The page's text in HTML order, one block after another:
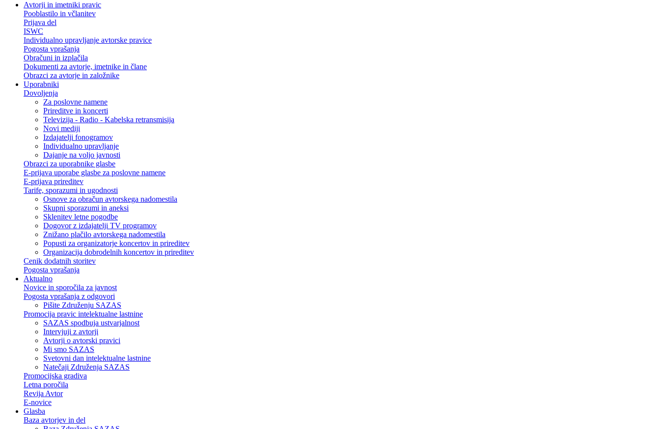
Avtorji in imetniki pravic
Pooblastilo in včlanitev
Prijava del
ISWC
Individualno upravljanje avtorske pravice
Pogosta vprašanja
Obračuni in izplačila
Dokumenti za avtorje, imetnike in člane
Obrazci za avtorje in založnike
Uporabniki
Dovoljenja
Za poslovne namene
Prireditve in koncerti
Televizija - Radio - Kabelska retransmisija
Novi mediji
Izdajatelji fonogramov
Individualno upravljanje
Dajanje na voljo javnosti
Obrazci za uporabnike glasbe
E-prijava uporabe glasbe za poslovne namene
E-prijava prireditev
Tarife, sporazumi in ugodnosti
Osnove za obračun avtorskega nadomestila
Skupni sporazumi in aneksi
Sklenitev letne pogodbe
Dogovor z izdajatelji TV programov
Znižano plačilo avtorskega nadomestila
Popusti za organizatorje koncertov in prireditev
Organizacija dobrodelnih koncertov in prireditev
Cenik dodatnih storitev
Pogosta vprašanja
Aktualno
Novice in sporočila za javnost
Pogosta vprašanja z odgovori
Pišite Združenju SAZAS
Promocija pravic intelektualne lastnine
SAZAS spodbuja ustvarjalnost
Intervjuji z avtorji
Avtorji o avtorski pravici
Mi smo SAZAS
Svetovni dan intelektualne lastnine
Natečaji Združenja SAZAS
Promocijska gradiva
Letna poročila
Revija Avtor
E-novice
Glasba
Baza avtorjev in del